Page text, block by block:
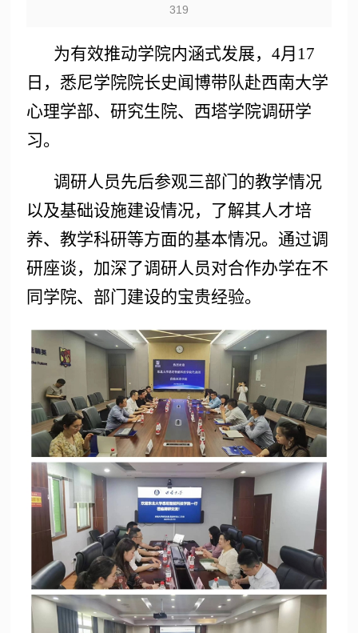
319
为有效推动学院内涵式发展，4月17
日，悉尼学院院长史闻博带队赴西南大学
心理学部、研究生院、西塔学院调研学
习。
调研人员先后参观三部门的教学情况
以及基础设施建设情况，了解其人才培
养、教学科研等方面的基本情况。通过调
研座谈，加深了调研人员对合作办学在不
同学院、部门建设的宝贵经验。